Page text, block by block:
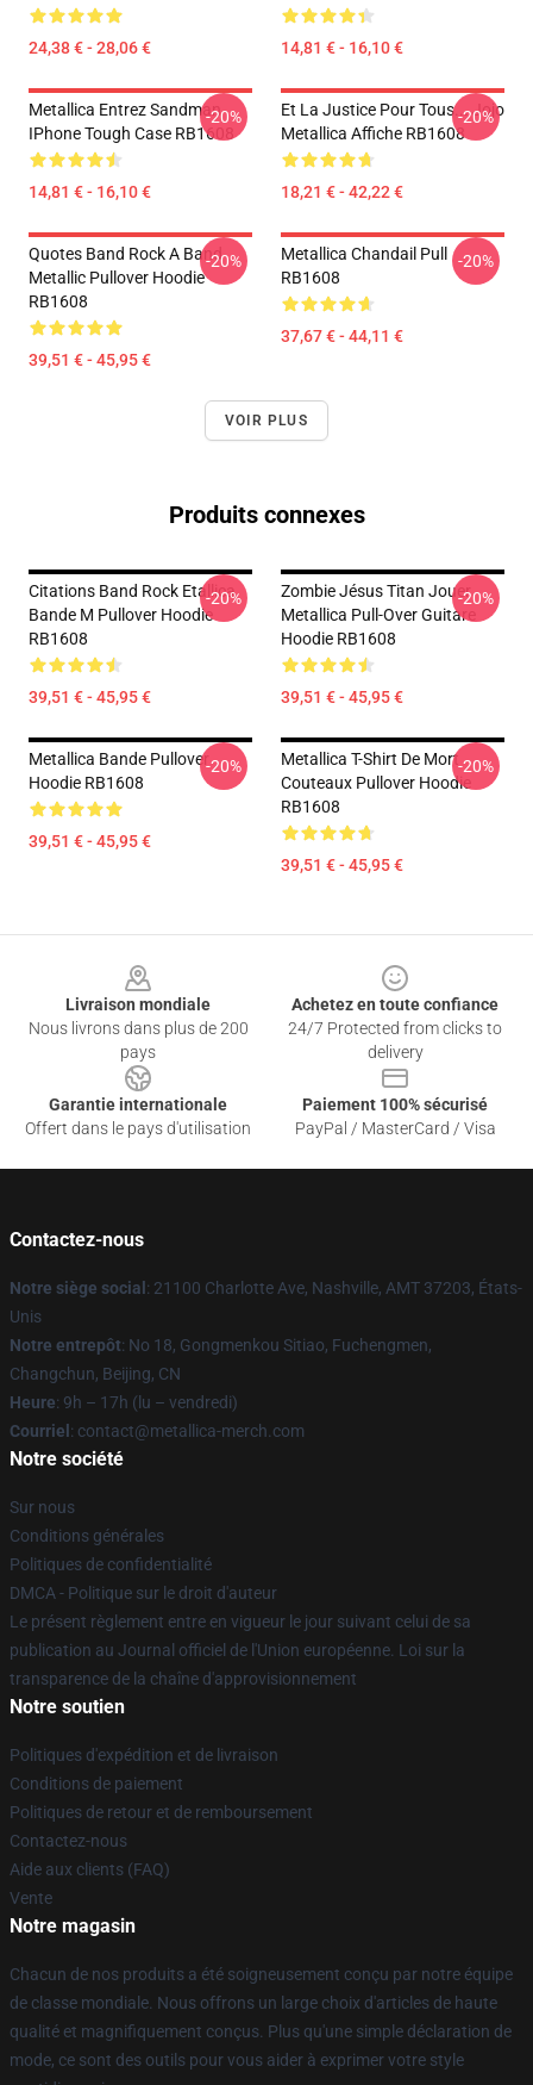
24,38 € - 28,06 € 14,81 € - 16,10 €
Metallica Entrez Sandman
IPhone Tough Case RB1608
14,81 € - 16,10 €
-20%
Et La Justice Pour Tous... Jojo
Metallica Affiche RB1608
18,21 € - 42,22 €
-20%
Quotes Band Rock A Band
Metallic Pullover Hoodie
RB1608
39,51 € - 45,95 €
-20%
Metallica Chandail Pull
RB1608
37,67 € - 44,11 €
-20%
VOIR PLUS
Produits connexes
Citations Band Rock Etallica
Bande M Pullover Hoodie
RB1608
39,51 € - 45,95 €
-20%
Zombie Jésus Titan Jouer
Metallica Pull-Over Guitare
Hoodie RB1608
39,51 € - 45,95 €
-20%
Metallica Bande Pullover
Hoodie RB1608
39,51 € - 45,95 €
-20%
Metallica T-Shirt De Mort
Couteaux Pullover Hoodie
RB1608
39,51 € - 45,95 €
-20%
Livraison mondiale
Nous livrons dans plus de 200
pays
Achetez en toute confiance
24/7 Protected from clicks to
delivery
Garantie internationale
Offert dans le pays d'utilisation
Paiement 100% sécurisé
PayPal / MasterCard / Visa
Contactez-nous
Notre siège social : 21100 Charlotte Ave, Nashville, AMT 37203, États-
Unis
Notre entrepôt: No 18, Gongmenkou Sitiao, Fuchengmen,
Changchun, Beijing, CN
Heure: 9h – 17h (lu – vendredi)
Courriel : contact@metallica-merch.com
Notre société
Sur nous
Conditions générales
Politiques de confidentialité
DMCA - Politique sur le droit d'auteur
Le présent règlement entre en vigueur le jour suivant celui de sa
publication au Journal officiel de l'Union européenne. Loi sur la
transparence de la chaîne d'approvisionnement
Notre soutien
Politiques d'expédition et de livraison
Conditions de paiement
Politiques de retour et de remboursement
Contactez-nous
Aide aux clients (FAQ)
Vente
Notre magasin
Chacun de nos produits a été soigneusement conçu par notre équipe
de classe mondiale. Nous offrons un large choix d'articles de haute
qualité et magnifiquement conçus. Plus qu'une simple déclaration de
mode, ce sont des outils pour vous aider à exprimer votre style